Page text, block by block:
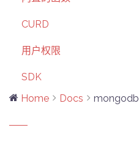
CURD
用户权限
SDK
Home
Docs mongodb